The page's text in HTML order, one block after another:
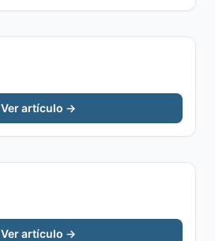
Ver artículo →
Ver artículo →